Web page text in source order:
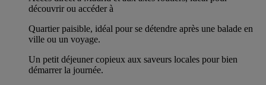
découvrir ou accéder à
Quartier paisible, idéal pour se détendre après une balade en
ville ou un voyage.
Un petit déjeuner copieux aux saveurs locales pour bien
démarrer la journée.